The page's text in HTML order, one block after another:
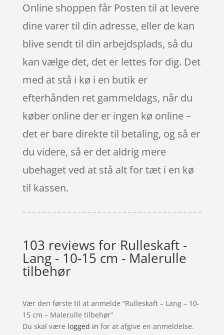
Online shoppen får Posten til at levere
dine varer til din adresse, eller de kan
blive sendt til din arbejdsplads, så du
kan vælge det, det er lettes for dig. Det
med at stå i kø i en butik er
efterhånden ret gammeldags, når du
køber online der er ingen kø online –
det er bare direkte til betaling, og så er
du videre, så er det aldrig mere
ubehaget ved at stå alt for tæt i en kø
til kassen.
103 reviews for Rulleskaft -
Lang - 10-15 cm - Malerulle
tilbehør
Vær den første til at anmelde “Rulleskaft – Lang – 10-
15 cm – Malerulle tilbehør”
Du skal være logged in for at afgive en anmeldelse.